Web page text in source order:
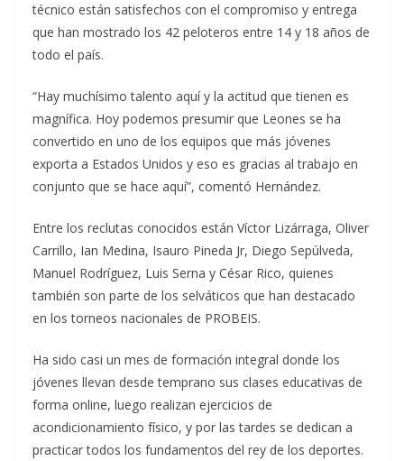
técnico están satisfechos con el compromiso y entrega
que han mostrado los 42 peloteros entre 14 y 18 años de
todo el país.
“Hay muchísimo talento aquí y la actitud que tienen es
magnífica. Hoy podemos presumir que Leones se ha
convertido en uno de los equipos que más jóvenes
exporta a Estados Unidos y eso es gracias al trabajo en
conjunto que se hace aquí”, comentó Hernández.
Entre los reclutas conocidos están Víctor Lizárraga, Oliver
Carrillo, Ian Medina, Isauro Pineda Jr, Diego Sepúlveda,
Manuel Rodríguez, Luis Serna y César Rico, quienes
también son parte de los selváticos que han destacado
en los torneos nacionales de PROBEIS.
Ha sido casi un mes de formación integral donde los
jóvenes llevan desde temprano sus clases educativas de
forma online, luego realizan ejercicios de
acondicionamiento físico, y por las tardes se dedican a
practicar todos los fundamentos del rey de los deportes.